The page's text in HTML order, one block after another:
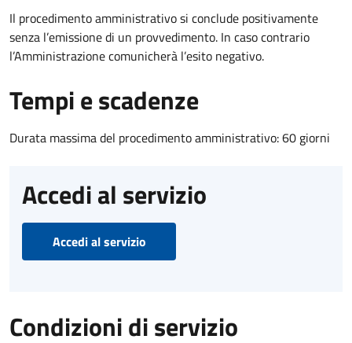
Il procedimento amministrativo si conclude positivamente
senza l’emissione di un provvedimento. In caso contrario
l’Amministrazione comunicherà l’esito negativo.
Tempi e scadenze
Durata massima del procedimento amministrativo: 60 giorni
Accedi al servizio
Accedi al servizio
Condizioni di servizio